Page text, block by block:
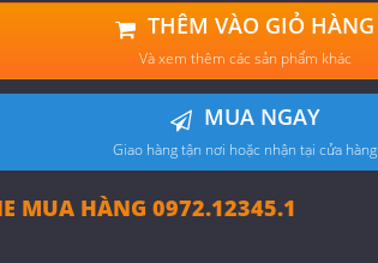
THÊM VÀO GIỎ HÀNG
Và xem thêm các sản phẩm khác
MUA NGAY
Giao hàng tận nơi hoặc nhận tại cửa hàng
MUA HÀNG 0972.12345.1